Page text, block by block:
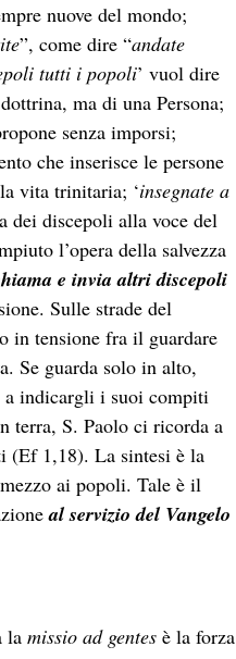
nuove del mondo;
”, come dire “andate
tutti i popoli’ vuol dire
ma di una Persona;
senza imporsi;
che inserisce le persone
vita trinitaria; ‘insegnate a
dei discepoli alla voce del
l’opera della salvezza
e invia altri discepoli
Sulle strade del
in tensione fra il guardare
Se guarda solo in alto,
indicargli i suoi compiti
terra, S. Paolo ci ricorda a
(Ef 1,18). La sintesi è la
ai popoli. Tale è il
al servizio del Vangelo
la missio ad gentes è la forza